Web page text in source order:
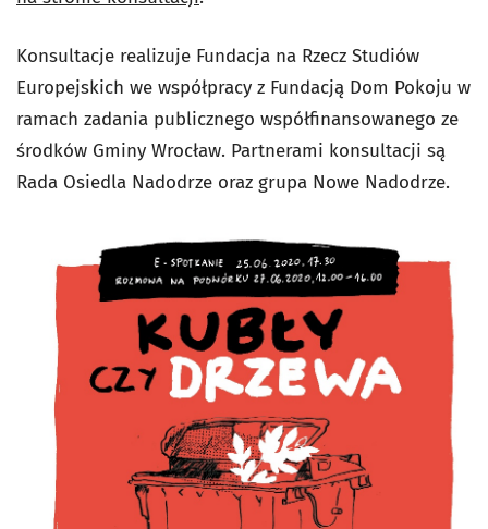
Konsultacje realizuje Fundacja na Rzecz Studiów
Europejskich we współpracy z Fundacją Dom Pokoju w
ramach zadania publicznego współfinansowanego ze
środków Gminy Wrocław. Partnerami konsultacji są
Rada Osiedla Nadodrze oraz grupa Nowe Nadodrze.